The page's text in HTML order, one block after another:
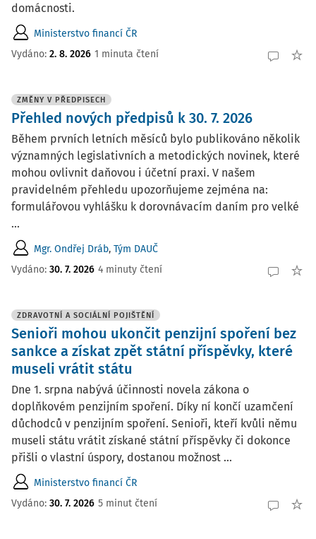
domácnosti.
Ministerstvo financí ČR
Vydáno: 2. 8. 2026 1 minuta čtení
ZMĚNY V PŘEDPISECH
Přehled nových předpisů k 30. 7. 2026
Během prvních letních měsíců bylo publikováno několik
významných legislativních a metodických novinek, které
mohou ovlivnit daňovou i účetní praxi. V našem
pravidelném přehledu upozorňujeme zejména na:
formulářovou vyhlášku k dorovnávacím daním pro velké
...
Mgr. Ondřej Dráb, Tým DAUČ
Vydáno: 30. 7. 2026 4 minuty čtení
ZDRAVOTNÍ A SOCIÁLNÍ POJIŠTĚNÍ
Senioři mohou ukončit penzijní spoření bez
sankce a získat zpět státní příspěvky, které
museli vrátit státu
Dne 1. srpna nabývá účinnosti novela zákona o
doplňkovém penzijním spoření. Díky ní končí uzamčení
důchodců v penzijním spoření. Senioři, kteří kvůli němu
museli státu vrátit získané státní příspěvky či dokonce
přišli o vlastní úspory, dostanou možnost ...
Ministerstvo financí ČR
Vydáno: 30. 7. 2026 5 minut čtení